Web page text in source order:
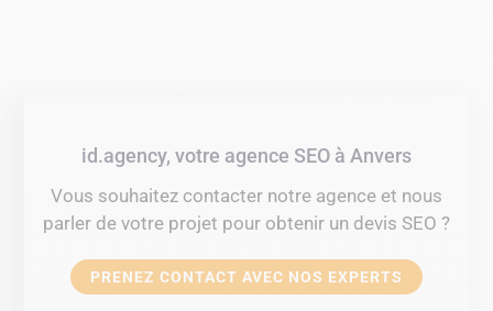
id.agency, votre agence SEO à Anvers
Vous souhaitez contacter notre agence et nous
parler de votre projet pour obtenir un devis SEO ?
PRENEZ CONTACT AVEC NOS EXPERTS